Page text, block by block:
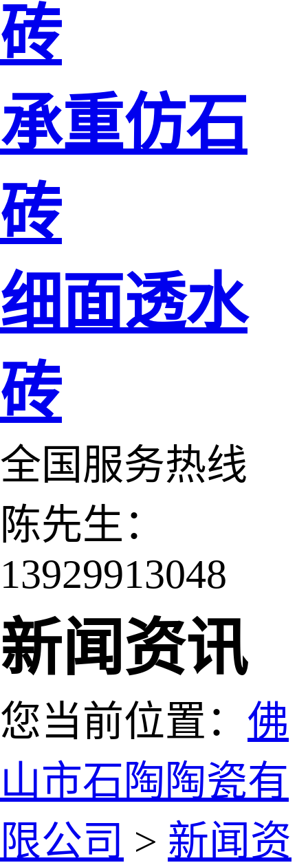
砖
承重仿石
砖
细面透水
砖
全国服务热线
陈先生：
13929913048
新闻资讯
您当前位置： 佛
山市石陶陶瓷有
限公司 > 新闻资